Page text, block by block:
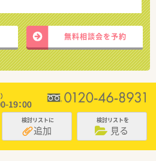
無料相談会を予約
検討リストに
追加
検討リストを
見る